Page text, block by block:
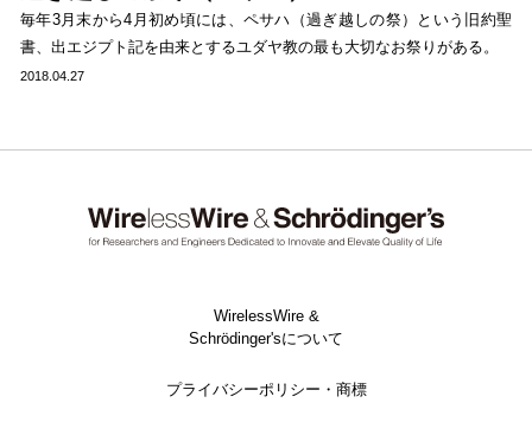
毎年3月末から4月初め頃には、ペサハ（過ぎ越しの祭）という旧約聖
書、出エジプト記を由来とするユダヤ教の最も大切なお祭りがある。
2018.04.27
WirelessWire &
Schrödinger'sについて
プライバシーポリシー・商標